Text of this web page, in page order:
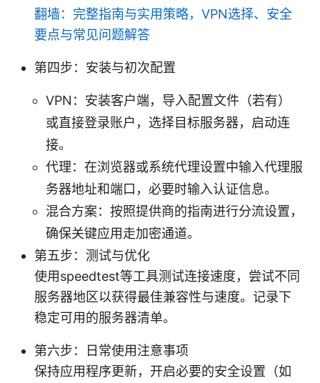
翻墙：完整指南与实用策略，VPN选择、安全
要点与常见问题解答
第四步：安装与初次配置
VPN：安装客户端，导入配置文件（若有）
或直接登录账户，选择目标服务器，启动连
接。
代理：在浏览器或系统代理设置中输入代理服
务器地址和端口，必要时输入认证信息。
混合方案：按照提供商的指南进行分流设置，
确保关键应用走加密通道。
第五步：测试与优化
使用speedtest等工具测试连接速度，尝试不同
服务器地区以获得最佳兼容性与速度。记录下
稳定可用的服务器清单。
第六步：日常使用注意事项
保持应用程序更新，开启必要的安全设置（如